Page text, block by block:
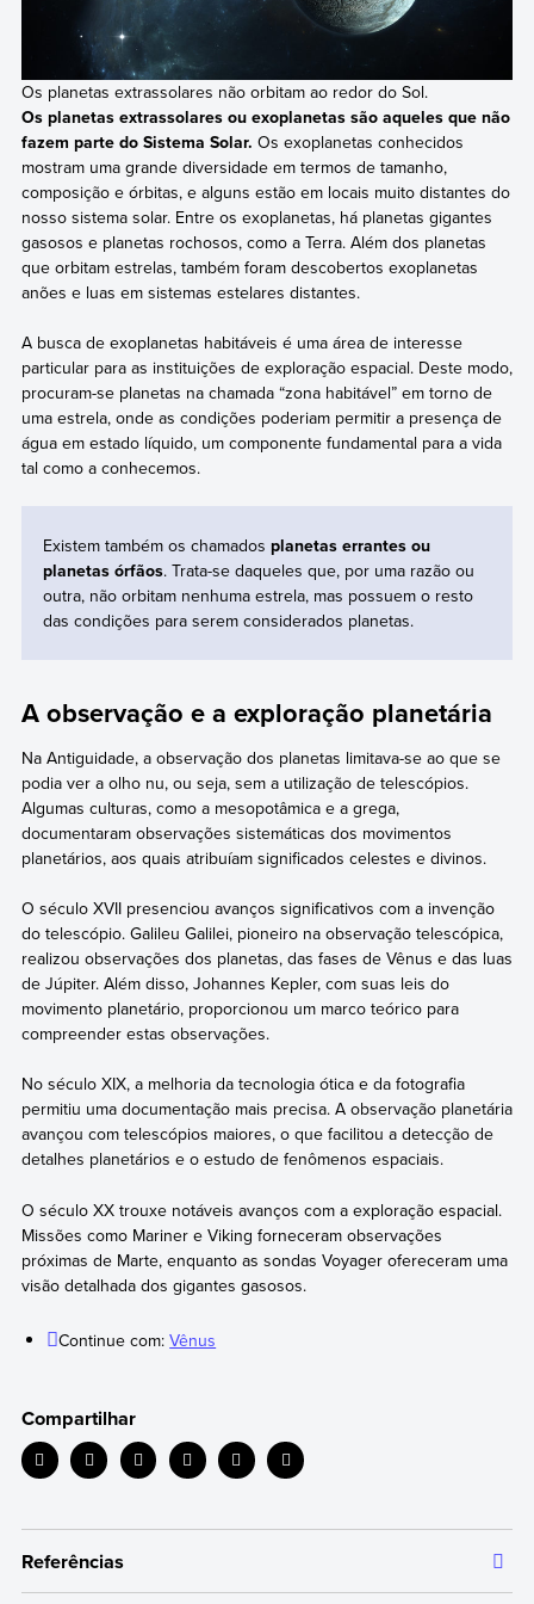
Os planetas extrassolares não orbitam ao redor do Sol.
Os planetas extrassolares ou exoplanetas são aqueles que não
fazem parte do Sistema Solar. Os exoplanetas conhecidos
mostram uma grande diversidade em termos de tamanho,
composição e órbitas, e alguns estão em locais muito distantes do
nosso sistema solar. Entre os exoplanetas, há planetas gigantes
gasosos e planetas rochosos, como a Terra. Além dos planetas
que orbitam estrelas, também foram descobertos exoplanetas
anões e luas em sistemas estelares distantes.
A busca de exoplanetas habitáveis é uma área de interesse
particular para as instituições de exploração espacial. Deste modo,
procuram-se planetas na chamada “zona habitável” em torno de
uma estrela, onde as condições poderiam permitir a presença de
água em estado líquido, um componente fundamental para a vida
tal como a conhecemos.
Existem também os chamados planetas errantes ou
planetas órfãos. Trata-se daqueles que, por uma razão ou
outra, não orbitam nenhuma estrela, mas possuem o resto
das condições para serem considerados planetas.
A observação e a exploração planetária
Na Antiguidade, a observação dos planetas limitava-se ao que se
podia ver a olho nu, ou seja, sem a utilização de telescópios.
Algumas culturas, como a mesopotâmica e a grega,
documentaram observações sistemáticas dos movimentos
planetários, aos quais atribuíam significados celestes e divinos.
O século XVII presenciou avanços significativos com a invenção
do telescópio. Galileu Galilei, pioneiro na observação telescópica,
realizou observações dos planetas, das fases de Vênus e das luas
de Júpiter. Além disso, Johannes Kepler, com suas leis do
movimento planetário, proporcionou um marco teórico para
compreender estas observações.
No século XIX, a melhoria da tecnologia ótica e da fotografia
permitiu uma documentação mais precisa. A observação planetária
avançou com telescópios maiores, o que facilitou a detecção de
detalhes planetários e o estudo de fenômenos espaciais.
O século XX trouxe notáveis avanços com a exploração espacial.
Missões como Mariner e Viking forneceram observações
próximas de Marte, enquanto as sondas Voyager ofereceram uma
visão detalhada dos gigantes gasosos.
Continue com:Vênus
Compartilhar
Referências